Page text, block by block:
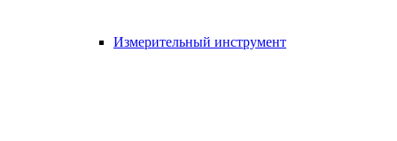
Измерительный инструмент